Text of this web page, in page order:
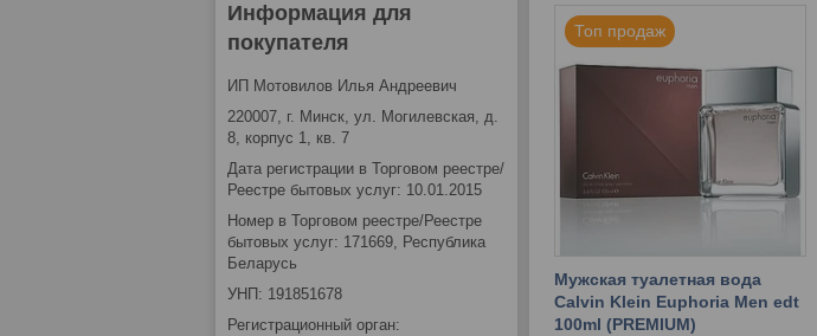
Топ продаж
Мужская туалетная вода
Calvin Klein Euphoria Men edt
100ml (PREMIUM)
Информация для
покупателя
ИП Мотовилов Илья Андреевич
220007, г. Минск, ул. Могилевская, д.
8, корпус 1, кв. 7
Дата регистрации в Торговом реестре/
Реестре бытовых услуг: 10.01.2015
Номер в Торговом реестре/Реестре
бытовых услуг: 171669, Республика
Беларусь
УНП: 191851678
Регистрационный орган: